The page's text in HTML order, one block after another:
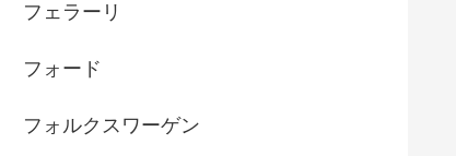
フェラーリ
フォード
フォルクスワーゲン